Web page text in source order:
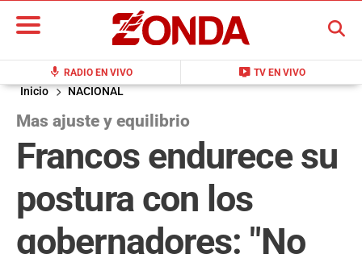
mic RADIO EN VIVO live_tv TV EN VIVO
BUSCAR
Inicio NACIONAL
Mas ajuste y equilibrio
Francos endurece su
postura con los
gobernadores: "No